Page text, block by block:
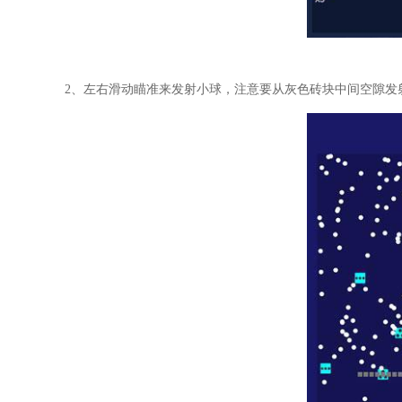
2、左右滑动瞄准来发射小球，注意要从灰色砖块中间空隙发